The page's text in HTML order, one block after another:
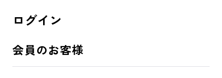
ログイン
会員のお客様